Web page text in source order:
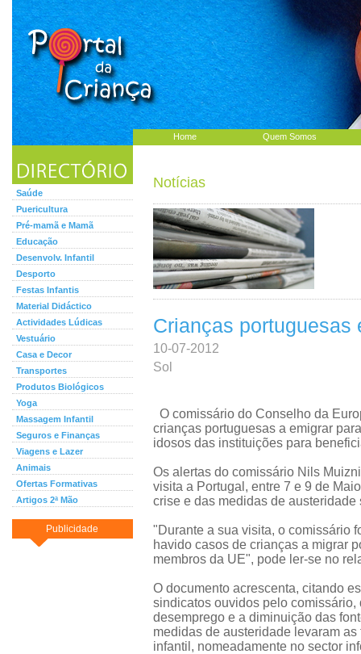
Home Quem Somos
Saúde
Puericultura
Pré-mamã e Mamã
Educação
Desenvolv. Infantil
Desporto
Festas Infantis
Material Didáctico
Actividades Lúdicas
Vestuário
Casa e Decor
Transportes
Produtos Biológicos
Yoga
Massagem Infantil
Seguros e Finanças
Viagens e Lazer
Animais
Ofertas Formativas
Artigos 2ª Mão
Publicidade
Notícias
Crianças portuguesas
10-07-2012
Sol
O comissário do Conselho da
crianças portuguesas a emigrar
idosos das instituições para
Os alertas do comissário Nils
visita a Portugal, entre 7 e 9 de
crise e das medidas de
"Durante a sua visita, o comissário
havido casos de crianças a migrar
membros da UE", pode ler-se no
O documento acrescenta, citando
sindicatos ouvidos pelo
desemprego e a diminuição das
medidas de austeridade levaram
infantil, nomeadamente no sector